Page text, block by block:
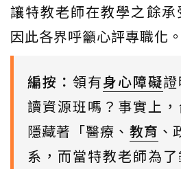
讓特教老師在教學之餘承
因此各界呼籲心評專職化。
編按： 領有身心障礙
讀資源班嗎？事實上
隱藏著「醫療、 教育 、
系，而當特教老師為